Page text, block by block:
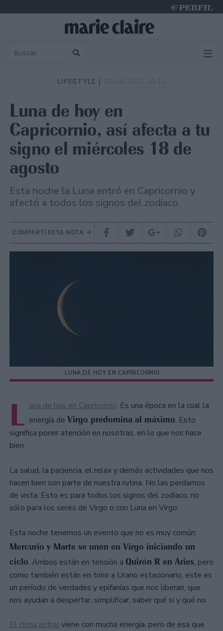
LIFESTYLE |
Luna de hoy en
Capricornio, así afecta a tu
signo el miércoles 18 de
agosto
Esta noche la Luna entró en Capricornio y
afectó a todos los signos del zodiaco.
COMPARTÍ ESTA NOTA
LUNA DE HOY EN CAPRICORNIO.
L una de hoy en Capricornio. Es una época en la cual la
energía de Virgo predomina al máximo. Esto
significa poner atención en nosotras, en lo que nos hace
bien.
La salud, la paciencia, el relax y demás actividades que nos
hacen bien son parte de nuestra rutina. No las perdamos
de vista. Esto es para todos los signos del zodiaco, no
sólo para los seres de Virgo o con Luna en Virgo.
Esta noche tenemos un evento que no es muy común:
Mercurio y Marte se unen en Virgo iniciando un
ciclo. Ambos están en tensión a Quirón R en Aries, pero
como también están en trino a Urano estacionario, este es
un período de verdades y epifanías que nos liberan, que
nos ayudan a despertar, simplificar, saber qué si y qué no.
El clima astral viene con mucha energía, pero de esa que